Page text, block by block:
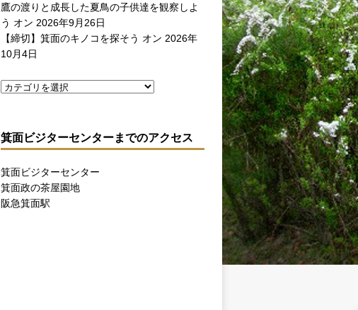
鷹の渡りと成長した夏鳥の子供達を観察しよ
う オン 2026年9月26日
【締切】箕面のキノコを探そう オン 2026年
10月4日
箕面ビジターセンターまでのアクセス
箕面ビジターセンター
箕面政の茶屋園地
阪急箕面駅